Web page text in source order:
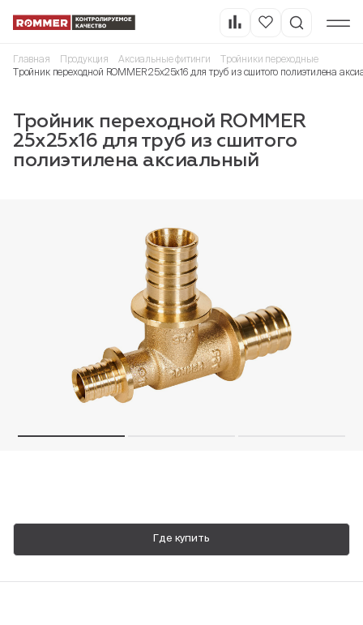
Пн-Пт, 9:00—18:00
Главная Продукция Аксиальные фитинги
Тройники переходные
Тройник переходной ROMMER 25x25x16 для труб из сшитого полиэтилена
Тройник переходной ROMMER
25x25x16 для труб из сшитого
полиэтилена аксиальный
Где купить